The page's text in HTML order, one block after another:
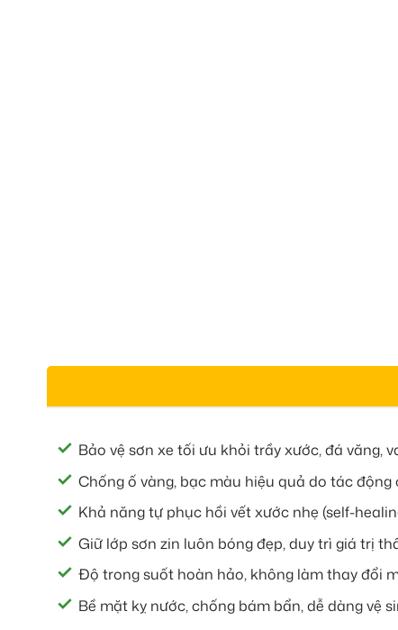
Bảo vệ sơn xe tối ưu khỏi trầy xước, đá văng,
Chống ố vàng, bạc màu hiệu quả do tác động
Khả năng tự phục hồi vết xước nhẹ (self-
Giữ lớp sơn zin luôn bóng đẹp, duy trì giá trị
Độ trong suốt hoàn hảo, không làm thay đổi
Bề mặt kỵ nước, chống bám bẩn, dễ dàng vệ